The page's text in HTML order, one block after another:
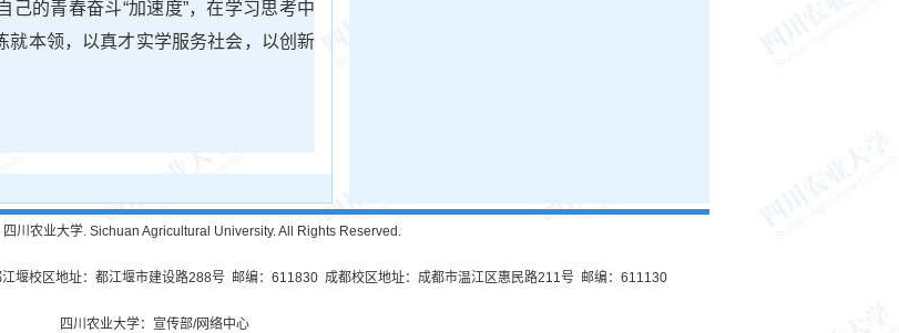
的青春奋斗“加速度”，在学习思考中
就本领，以真才实学服务社会，以创新
川农业大学. Sichuan Agricultural University. All Rights Reserved.
堰校区地址：都江堰市建设路288号 邮编：611830 成都校区地址：成都市温江区惠民路211号 邮编：611130
四川农业大学：宣传部/网络中心